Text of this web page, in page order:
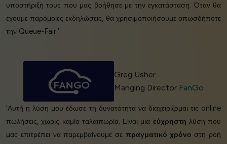
υποστήριξή τους που μας βοήθησε με την εγκατάσταση. Όταν θα
έχουμε παρόμοιες εκδηλώσεις, θα χρησιμοποιήσουμε οπωσδήποτε
την Queue-Fair.’
Greg Usher
Manging Director FanGo
‘Αυτή η λύση μου έδωσε τη δυνατότητα να διαχειρίζομαι τις online
πωλήσεις, χωρίς καμία ταλαιπωρία. Είναι μια εύχρηστη λύση που
μας επιτρέπει να παρεμβαίνουμε σε πραγματικό χρόνο στη ροή